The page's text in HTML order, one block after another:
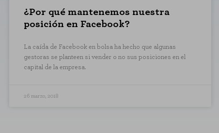
¿Por qué mantenemos nuestra
posición en Facebook?
La caída de Facebook en bolsa ha hecho que algunas
gestoras se planteen si vender o no sus posiciones en el
capital de la empresa.
26 marzo, 2018
Puede configurar su navegador
ninguna información de
sitio y mejorarlo. Nos ayudan a